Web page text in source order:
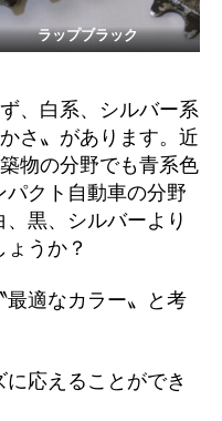
ラップブラック
、白系、シルバー系
さ〟があります。近
物の分野でも青系色
クト自動車の分野
黒、シルバーより
うか？
適なカラー〟と考
応えることができ